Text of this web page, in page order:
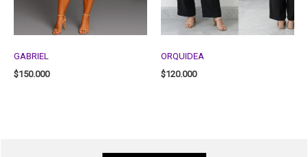
GABRIEL
$150.000
ORQUIDEA
$120.000